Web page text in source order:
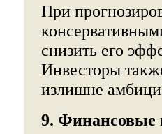
При
снизить его
Инвесторы
излишне
9. Финансовые